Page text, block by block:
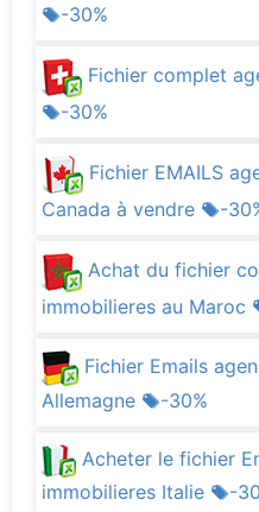
-30%
Fichier complet
-30%
Fichier EMAILS
Canada à vendre
-
Achat du fichier
immobilieres au Maroc
Fichier Emails
Allemagne
-30%
Acheter le fichier
immobilieres Italie
-